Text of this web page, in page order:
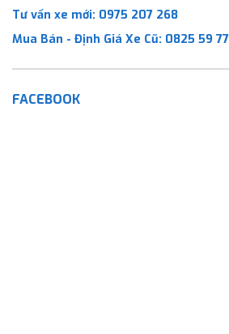
Tư vấn xe mới: 0975 207 268
Mua Bán - Định Giá Xe Cũ: 0825 59
FACEBOOK